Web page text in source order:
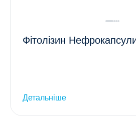
Фітолізин
Детальніше